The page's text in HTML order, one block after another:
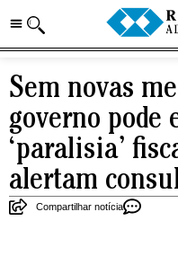
Sem novas
governo pode
‘paralisia’
alertam
Compartilhar notícia